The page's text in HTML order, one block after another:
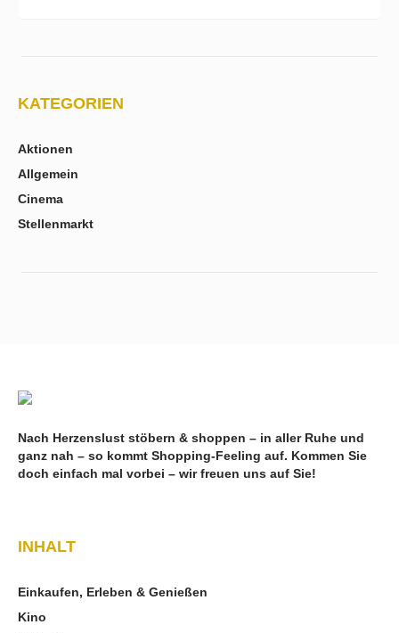
KATEGORIEN
Aktionen
Allgemein
Cinema
Stellenmarkt
Nach Herzenslust stöbern & shoppen – in aller Ruhe und
ganz nah – so kommt Shopping-Feeling auf. Kommen Sie
doch einfach mal vorbei – wir freuen uns auf Sie!
INHALT
Einkaufen, Erleben & Genießen
Kino